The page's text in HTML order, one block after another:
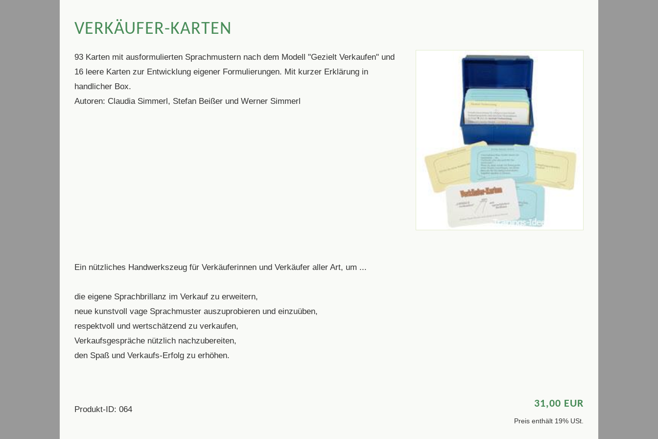
VERKÄUFER-KARTEN
93 Karten mit ausformulierten Sprachmustern nach dem Modell "Gezielt Verkaufen" und
16 leere Karten zur Entwicklung eigener Formulierungen. Mit kurzer Erklärung in
handlicher Box.
Autoren: Claudia Simmerl, Stefan Beißer und Werner Simmerl
Ein nützliches Handwerkszeug für Verkäuferinnen und Verkäufer aller Art, um ...
die eigene Sprachbrillanz im Verkauf zu erweitern,
neue kunstvoll vage Sprachmuster auszuprobieren und einzuüben,
respektvoll und wertschätzend zu verkaufen,
Verkaufsgespräche nützlich nachzubereiten,
den Spaß und Verkaufs-Erfolg zu erhöhen.
Produkt-ID: 064 31,00 EUR
Preis enthält 19% USt.